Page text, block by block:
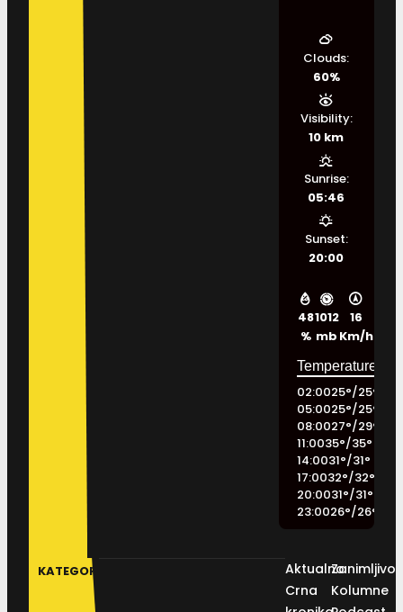
48
%
1012
mb
16
Km/h
Clouds:
60%
Visibility:
10 km
Sunrise:
05:46
Sunset:
20:00
02:0025°/25°
05:0025°/25°
08:0027°/29°
11:0035°/35°
14:0031°/31°
17:0032°/32°
20:0031°/31°
23:0026°/26°
KATEGORIJE
Aktualno
Crna
Kolumne